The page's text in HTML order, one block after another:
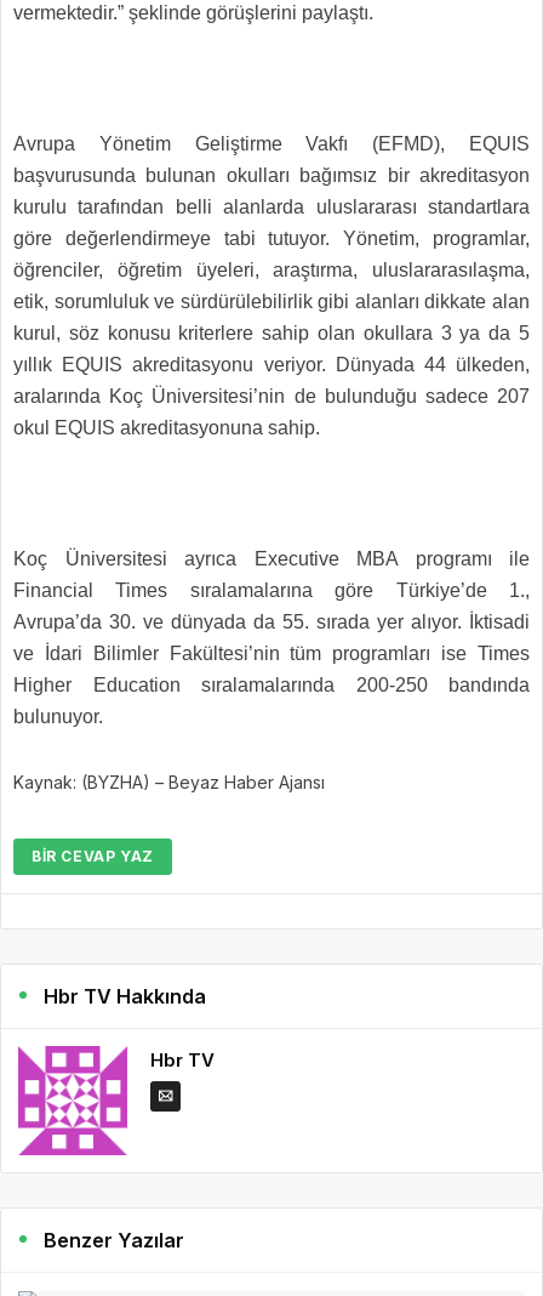
vermektedir.” şeklinde görüşlerini paylaştı.
Avrupa Yönetim Geliştirme Vakfı (EFMD), EQUIS
başvurusunda bulunan okulları bağımsız bir akreditasyon
kurulu tarafından belli alanlarda uluslararası standartlara
göre değerlendirmeye tabi tutuyor. Yönetim, programlar,
öğrenciler, öğretim üyeleri, araştırma, uluslararasılaşma,
etik, sorumluluk ve sürdürülebilirlik gibi alanları dikkate alan
kurul, söz konusu kriterlere sahip olan okullara 3 ya da 5
yıllık EQUIS akreditasyonu veriyor. Dünyada 44 ülkeden,
aralarında Koç Üniversitesi’nin de bulunduğu sadece 207
okul EQUIS akreditasyonuna sahip.
Koç Üniversitesi ayrıca Executive MBA programı ile
Financial Times sıralamalarına göre Türkiye’de 1.,
Avrupa’da 30. ve dünyada da 55. sırada yer alıyor. İktisadi
ve İdari Bilimler Fakültesi’nin tüm programları ise Times
Higher Education sıralamalarında 200-250 bandında
bulunuyor.
Kaynak: (BYZHA) – Beyaz Haber Ajansı
BIR CEVAP YAZ
Hbr TV Hakkında
Hbr TV
Benzer Yazılar